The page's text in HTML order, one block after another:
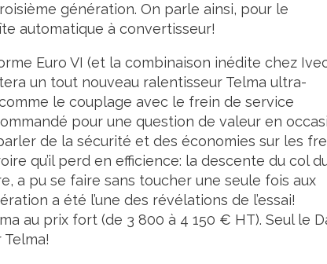
génération. On parle ainsi, pour le
automatique à convertisseur!
Euro VI (et la combinaison inédite chez
un tout nouveau ralentisseur Telma ultra-
le couplage avec le frein de service
pour une question de valeur en
de la sécurité et des économies sur les
qu’il perd en efficience: la descente du col
a pu se faire sans toucher une seule fois aux
a été l’une des révélations de l’essai!
au prix fort (de 3 800 à 4 150 € HT). Seul le